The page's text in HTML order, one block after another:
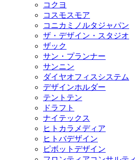
コクヨ
コスモスモア
コニカミノルタジャパン
ザ・デザイン・スタジオ
ザック
サン・プランナー
サンニン
ダイヤオフィスシステム
デザインホルダー
テントテン
ドラフト
ナイテックス
ヒトカラメディア
ヒトバデザイン
ピボットデザイン